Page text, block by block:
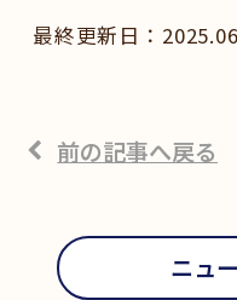
前の記事へ戻る
ニュ